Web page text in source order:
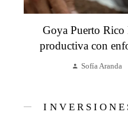
Goya Puerto Rico
productiva con
Sofía Aranda